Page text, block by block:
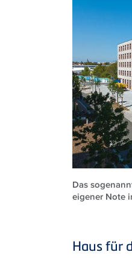
Das
eigener Note
Haus für